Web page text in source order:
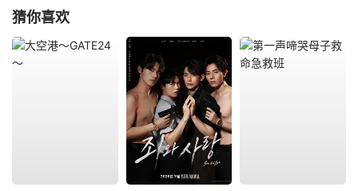
猜你喜欢